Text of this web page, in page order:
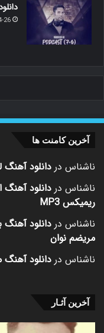
26
آخرین کامنت ها
ناشناس در دانلود آهنگ
ناشناس دردانلود
ریمیکس MP3
ناشناس در دانلود
مریضم نوان
ناشناس در دانلود آهنگ
آخرین آثـار